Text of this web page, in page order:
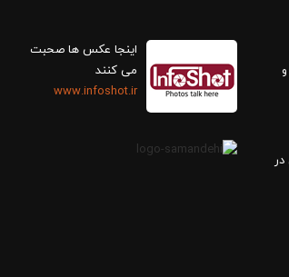
اینجا عکس ها صحبت
می کنند
www.infoshot.ir